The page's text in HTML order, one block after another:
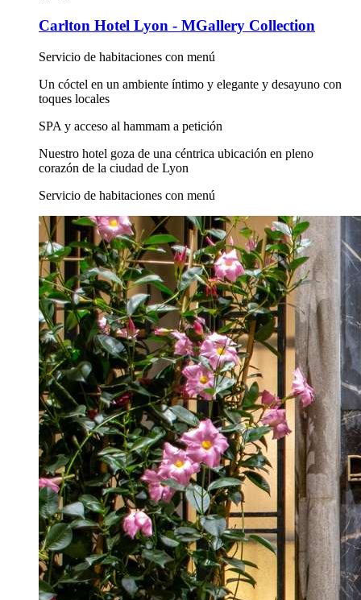
Carlton Hotel Lyon - MGallery Collection
Servicio de habitaciones con menú
Un cóctel en un ambiente íntimo y elegante y desayuno con
toques locales
SPA y acceso al hammam a petición
Nuestro hotel goza de una céntrica ubicación en pleno
corazón de la ciudad de Lyon
Servicio de habitaciones con menú